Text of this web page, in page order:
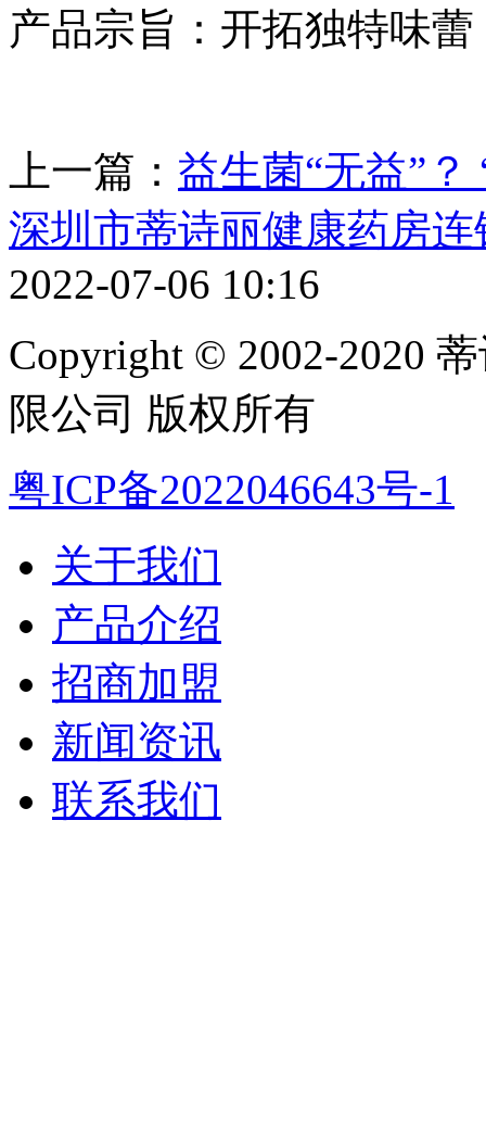
产品宗旨：开拓独特味
上一篇： 益生菌“无益”？
深圳市蒂诗丽健康药房
2022-07-06 10:16
Copyright © 2002-2020
限公司 版权所有
粤ICP备2022046643号-1
关于我们
产品介绍
招商加盟
新闻资讯
联系我们